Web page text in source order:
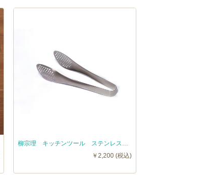
柳宗理 キッチンツール ステンレストング 穴あき / Sori Yanagi
￥2,200 (税込)